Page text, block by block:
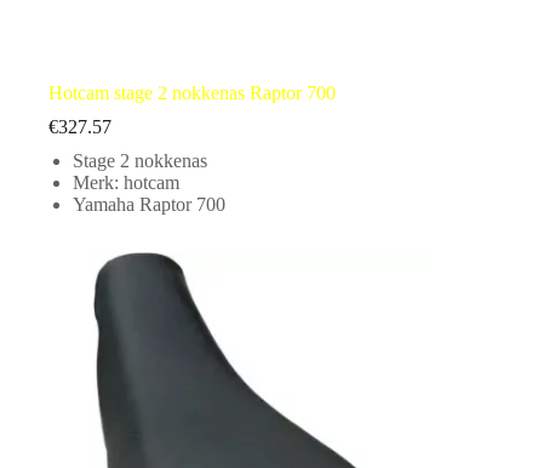
Hotcam stage 2 nokkenas Raptor 700
€327.57
Stage 2 nokkenas
Merk: hotcam
Yamaha Raptor 700